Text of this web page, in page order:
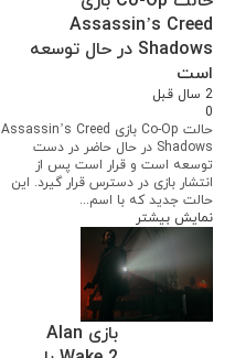
Assassin’s Creed
Shadows در حال توسعه
است
2 سال قبل
0
حالت Co-Op بازی Assassin’s Creed
Shadows در حال حاضر در دست
توسعه است و قرار است پس از
انتشار بازی در دسترس قرار گیرد. این
حالت جدید که با اسم...
نمایش بیشتر
بازی Alan